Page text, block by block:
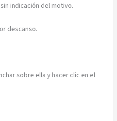
indicación del motivo.
descanso.
sobre ella y hacer clic en el